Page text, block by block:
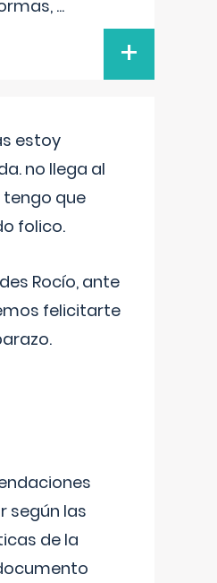
...
+
estoy
no llega al
que
folico.
Rocío, ante
felicitarte
según las
de la